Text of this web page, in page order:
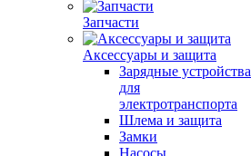
Запчасти
Аксессуары и защита
Зарядные устройства
для
электротранспорта
Шлема и защита
Замки
Насосы